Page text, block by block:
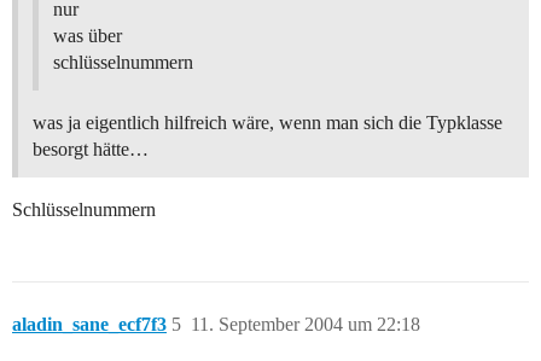
nur
was über
schlüsselnummern
was ja eigentlich hilfreich wäre, wenn man sich die Typklasse
besorgt hätte…
Schlüsselnummern
aladin_sane_ecf7f3 11. September 2004 um 22:18
5